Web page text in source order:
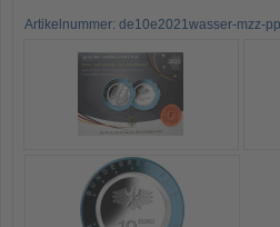
Artikelnummer: de10e2021wasser-mzz-